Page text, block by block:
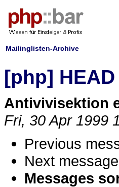
Mailinglisten-Archive
[php] HEAD
Antivivisektion
Fri, 30 Apr 1999
Previous
Next
Messages